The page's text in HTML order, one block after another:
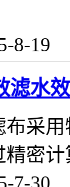
8-19
滤水
采
密
7-30